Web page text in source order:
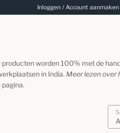
Inloggen / Account aanmaken
worden 100% met de
in India. Meer lezen over